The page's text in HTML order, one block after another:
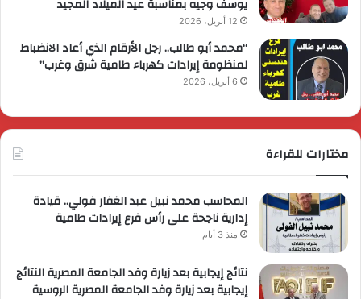
يوسف وجيه بمناسبة عيد الميلاد المجيد
12 أبريل، 2026
“محمد أبو طالب.. رجل الأرقام الذي أعاد الانضباط
لمنظومة إيرادات كهرباء طامية شرق وغرب”
6 أبريل، 2026
مختارات للقراءة
المحاسب محمد نبيل عبد الغفار فولي.. قيادة
إدارية ناجحة على رأس فرع إيرادات طامية
منذ 3 أيام
نتائج إيجابية بعد زيارة وفد الجامعة المصرية النتائج
إيجابية بعد زيارة وفد الجامعة المصرية الروسية